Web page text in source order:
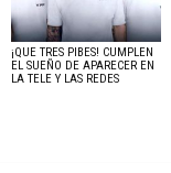
¡QUE TRES PIBES! CUMPLEN
EL SUEÑO DE APARECER EN
LA TELE Y LAS REDES